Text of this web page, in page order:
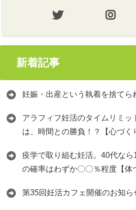
新着記事
妊娠・出産という執着を捨てら
アラフィフ妊活のタイムリミッ
は、時間との勝負！？【心づく
疫学で取り組む妊活。40代な
の確率はわずか〇〇％程度【体
第35回妊活カフェ開催のお知ら